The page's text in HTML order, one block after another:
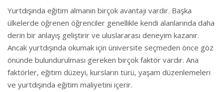
Yurtdışında eğitim almanın birçok avantajı vardır. Başka
ülkelerde öğrenen öğrenciler genellikle kendi alanlarında daha
derin bir anlayış geliştirir ve uluslararası deneyim kazanır.
Ancak yurtdışında okumak için üniversite seçmeden önce göz
önünde bulundurulması gereken birçok faktör vardır. Ana
faktörler, eğitim düzeyi, kursların türü, yaşam düzenlemeleri
ve yurtdışında eğitim maliyetini içerir.